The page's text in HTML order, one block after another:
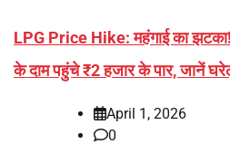
LPG Price Hike: महंगाई का
के दाम पहुंचे ₹2 हजार के पार, जानें
April 1, 2026
0